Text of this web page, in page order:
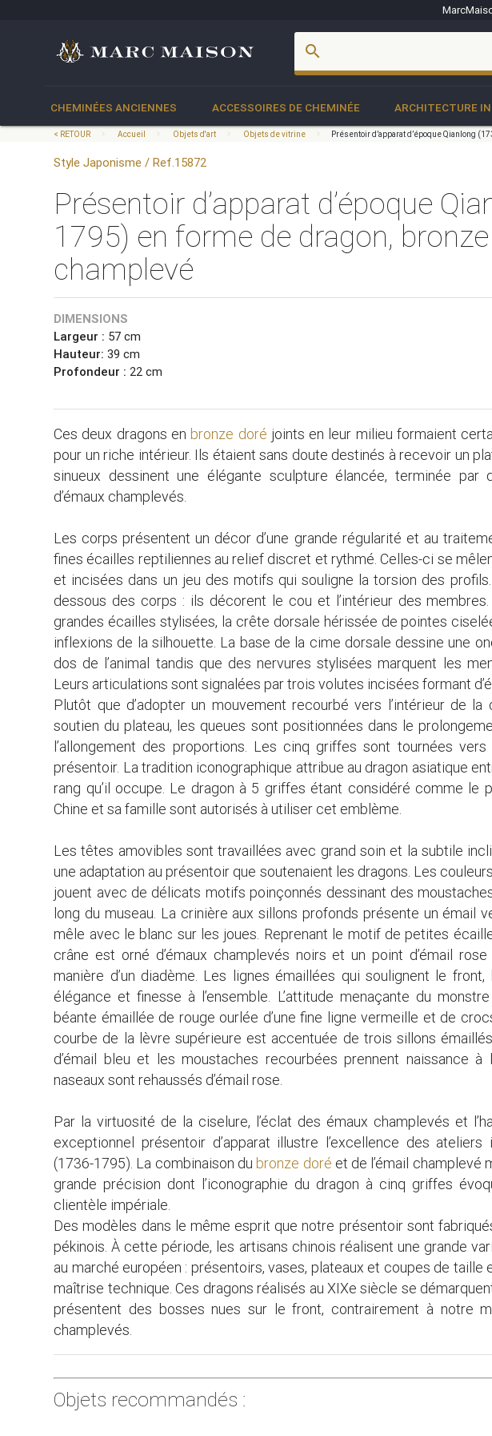
search
CHEMINÉES ANCIENNES ACCESSOIRES DE CHEMINÉE ARCHITECTURE
< RETOUR Accueil Objets d'art Objets de vitrine Présentoir d’apparat d’époque Qianlong
Style Japonisme / Ref.15872
Présentoir d’apparat d’époque
1795) en forme de dragon,
champlevé
DIMENSIONS
Largeur : 57 cm
Hauteur: 39 cm
Profondeur : 22 cm
Ces deux dragons en bronze doré joints en leur milieu formaient
pour un riche intérieur. Ils étaient sans doute destinés à recevoir un
sinueux dessinent une élégante sculpture élancée, terminée par
d’émaux champlevés.
Les corps présentent un décor d’une grande régularité et au
fines écailles reptiliennes au relief discret et rythmé. Celles-ci se
et incisées dans un jeu des motifs qui souligne la torsion des
dessous des corps : ils décorent le cou et l’intérieur des
grandes écailles stylisées, la crête dorsale hérissée de pointes
inflexions de la silhouette. La base de la cime dorsale dessine une
dos de l’animal tandis que des nervures stylisées marquent les
Leurs articulations sont signalées par trois volutes incisées formant
Plutôt que d’adopter un mouvement recourbé vers l’intérieur de
soutien du plateau, les queues sont positionnées dans le
l’allongement des proportions. Les cinq griffes sont tournées
présentoir. La tradition iconographique attribue au dragon asiatique
rang qu’il occupe. Le dragon à 5 griffes étant considéré comme le
Chine et sa famille sont autorisés à utiliser cet emblème.
Les têtes amovibles sont travaillées avec grand soin et la subtile
une adaptation au présentoir que soutenaient les dragons. Les
jouent avec de délicats motifs poinçonnés dessinant des
long du museau. La crinière aux sillons profonds présente un émail
mêle avec le blanc sur les joues. Reprenant le motif de petites
crâne est orné d’émaux champlevés noirs et un point d’émail
manière d’un diadème. Les lignes émaillées qui soulignent le
élégance et finesse à l’ensemble. L’attitude menaçante du
béante émaillée de rouge ourlée d’une fine ligne vermeille et de
courbe de la lèvre supérieure est accentuée de trois sillons
d’émail bleu et les moustaches recourbées prennent naissance à
naseaux sont rehaussés d’émail rose.
Par la virtuosité de la ciselure, l’éclat des émaux champlevés et
exceptionnel présentoir d’apparat illustre l’excellence des ateliers
(1736-1795). La combinaison du bronze doré et de l’émail champlevé
grande précision dont l’iconographie du dragon à cinq griffes
clientèle impériale.
Des modèles dans le même esprit que notre présentoir sont
pékinois. À cette période, les artisans chinois réalisent une grande
au marché européen : présentoirs, vases, plateaux et coupes de
maîtrise technique. Ces dragons réalisés au XIXe siècle se
présentent des bosses nues sur le front, contrairement à notre
champlevés.
Objets recommandés :